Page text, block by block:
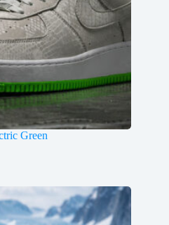
Green